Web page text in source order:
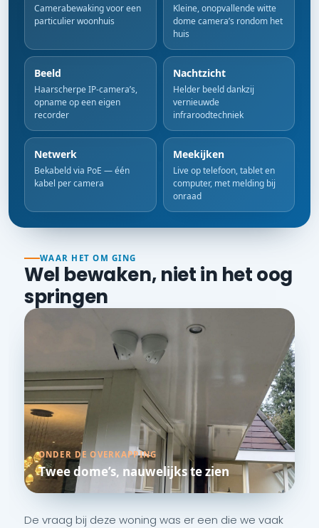
Camerabewaking voor een
particulier woonhuis
Kleine, onopvallende witte
dome camera’s rondom het
huis
Beeld
Haarscherpe IP-camera’s,
opname op een eigen
recorder
Nachtzicht
Helder beeld dankzij
vernieuwde
infraroodtechniek
Netwerk
Bekabeld via PoE — één
kabel per camera
Meekijken
Live op telefoon, tablet en
computer, met melding bij
onraad
WAAR HET OM GING
Wel bewaken, niet in het oog
springen
De vraag bij deze woning was er een die we vaak
ONDER DE OVERKAPPING
Twee dome’s, nauwelijks te zien